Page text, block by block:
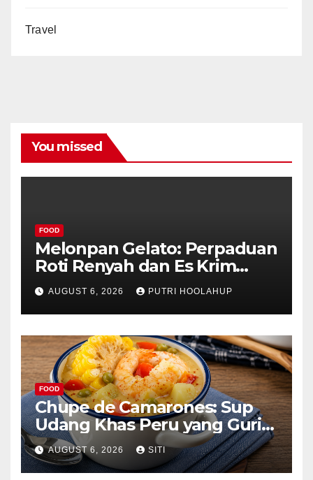
Travel
You missed
FOOD
Melonpan Gelato: Perpaduan
Roti Renyah dan Es Krim
Lembut yang Menggoda
AUGUST 6, 2026 PUTRI HOOLAHUP
FOOD
Chupe de Camarones: Sup
Udang Khas Peru yang Gurih
Lezat
AUGUST 6, 2026 SITI